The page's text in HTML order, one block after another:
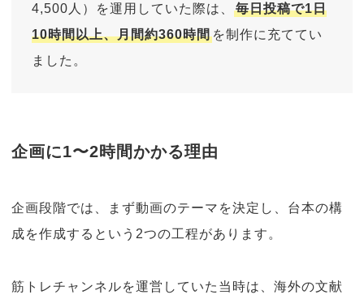
4,500人）を運用していた際は、
毎日投稿で1日
10時間以上、月間約360時間を制作に充ててい
ました。
企画に1〜2時間かかる理由
企画段階では、まず動画のテーマを決定し、台本の構
成を作成するという2つの工程があります。
筋トレチャンネルを運営していた当時は、海外の文献